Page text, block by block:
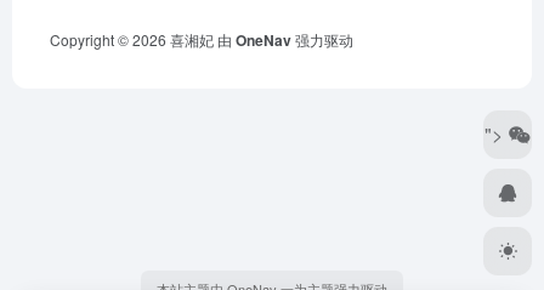
Copyright © 2026 喜湘妃 由 OneNav强力驱动
">